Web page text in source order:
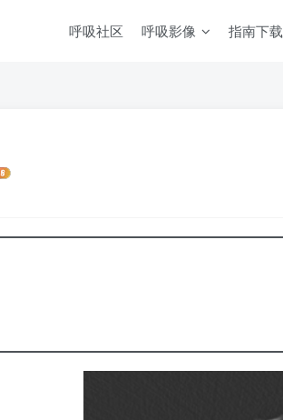
呼吸社区 呼吸影像 指南下载